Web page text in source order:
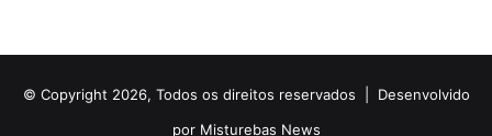
© Copyright 2026, Todos os direitos reservados | Desenvolvido
por Misturebas News